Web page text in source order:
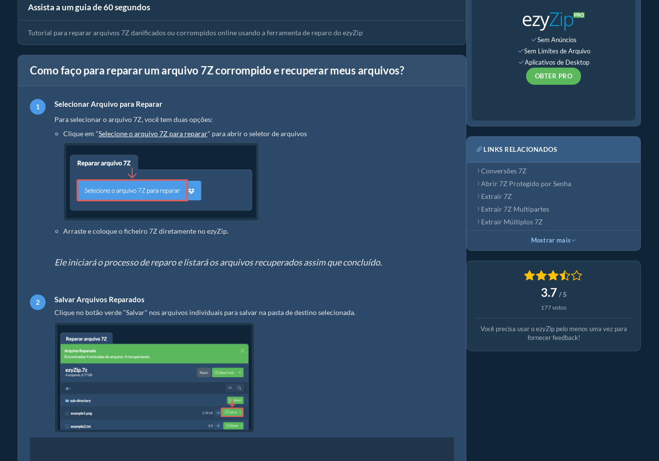
Assista a um guia de 60 segundos
Como Reparar Arquivos 7Z Corrompidos
Tutorial para reparar arquivos 7Z danificados ou corrompidos online usando a ferramenta de reparo do ezyZip
Como faço para reparar um arquivo 7Z corrompido e recuperar meus arquivos?
Selecionar Arquivo para Reparar
Para selecionar o arquivo 7Z, você tem duas opções:
Clique em "Selecione o arquivo 7Z para reparar" para abrir o seletor de arquivos
Arraste e coloque o ficheiro 7Z diretamente no ezyZip.
Ele iniciará o processo de reparo e listará os arquivos recuperados assim que concluído.
Salvar Arquivos Reparados
Clique no botão verde "Salvar" nos arquivos individuais para salvar na pasta de destino selecionada.
Sem Anúncios
Sem Limites de Arquivo
Aplicativos de Desktop
OBTER PRO
LINKS RELACIONADOS
Conversões 7Z
Abrir 7Z Protegido por Senha
Extrair 7Z
Extrair 7Z Multipartes
Extrair Múltiplos 7Z
Mostrar mais
3.7 / 5
177 votos
Você precisa usar o ezyZip pelo menos uma vez para
fornecer feedback!